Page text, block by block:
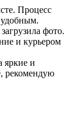
Процесс
фото.
и курьером
яркие и
рекомендую